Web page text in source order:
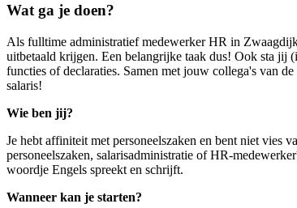
Wat ga je doen?
Als fulltime administratief medewerker HR in
uitbetaald krijgen. Een belangrijke taak dus! Ook sta jij
functies of declaraties. Samen met jouw collega's van
salaris!
Wie ben jij?
Je hebt affiniteit met personeelszaken en bent niet vies
personeelszaken, salarisadministratie of HR-
woordje Engels spreekt en schrijft.
Wanneer kan je starten?